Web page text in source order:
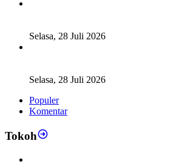
Selasa, 28 Juli 2026
Selasa, 28 Juli 2026
Populer
Komentar
Tokoh